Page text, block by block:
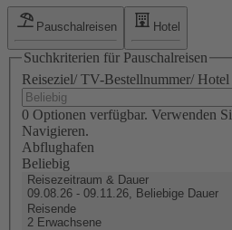
Pauschalreisen Hotel
Suchkriterien für Pauschalreisen
Reiseziel/ TV-Bestellnummer/ Hotel
0 Optionen verfügbar. Verwenden
Navigieren.
Abflughafen
Beliebig
Reisezeitraum & Dauer
09.08.26 - 09.11.26, Beliebige Dauer
Reisende
2 Erwachsene